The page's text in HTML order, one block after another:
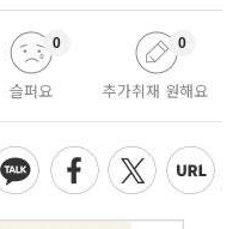
슬퍼요
0
추가취재 원해요
0